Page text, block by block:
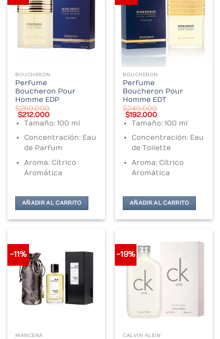
BOUCHERON
Perfume
Boucheron Pour
Homme EDP
$260.000
Original
price
was:
$260.000.
$212.000Current
price
is:
$212.000.
Tamaño: 100 ml
Concentración: Eau
de Parfum
Aroma: Cítrico
Aromática
AÑADIR AL CARRITO
BOUCHERON
Perfume
Boucheron Pour
Homme EDT
$240.000
Original
price
was:
$240.000.
$192.000Current
price
is:
$192.000.
Tamaño: 100 ml
Concentración: Eau
de Toilette
Aroma: Cítrico
Aromática
AÑADIR AL CARRITO
-11%
MANCERA
-19%
CALVIN KLEIN